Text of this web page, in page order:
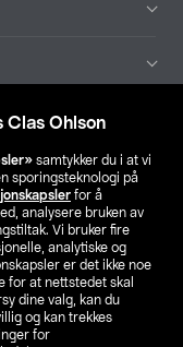
Clas Ohlson
samtykker du i at vi
sporingsteknologi på
for å
analysere bruken av
Vi bruker fire
analytiske og
er det ikke noe
for at nettstedet skal
dine valg, kan du
og kan trekkes
for